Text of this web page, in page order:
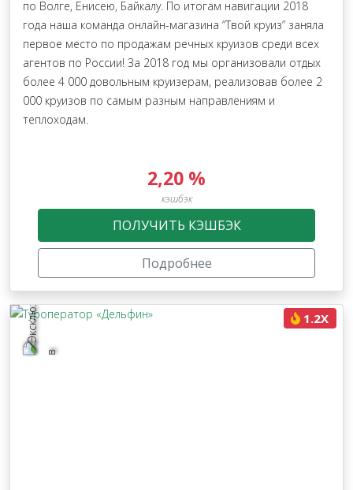
по Волге, Енисею, Байкалу. По итогам навигации 2018
года наша команда онлайн-магазина “Твой круиз” заняла
первое место по продажам речных круизов среди всех
агентов по России! За 2018 год мы организовали отдых
более 4 000 довольным круизерам, реализовав более 2
000 круизов по самым разным направлениям и
теплоходам.
2,20 %
кэшбэк
ПОЛУЧИТЬ КЭШБЭК
Подробнее
1.2X